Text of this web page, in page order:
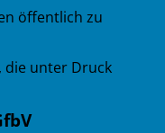
öffentlich zu
die unter Druck